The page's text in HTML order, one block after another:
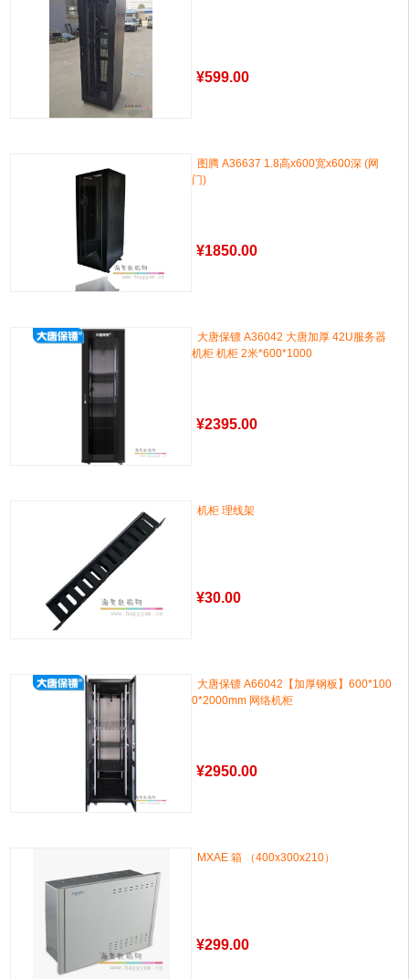
¥599.00
图腾 A36637 1.8高x600宽x600深 (网
门)
¥1850.00
大唐保镖 A36042 大唐加厚 42U服务器
机柜 机柜 2米*600*1000
¥2395.00
机柜 理线架
¥30.00
大唐保镖 A66042【加厚钢板】600*100
0*2000mm 网络机柜
¥2950.00
MXAE 箱 （400x300x210）
¥299.00